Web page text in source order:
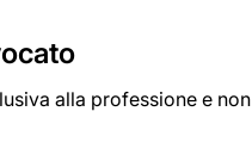
alla professione e non